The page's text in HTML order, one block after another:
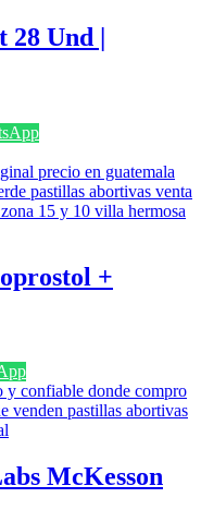
28 Und |
+
McKesson